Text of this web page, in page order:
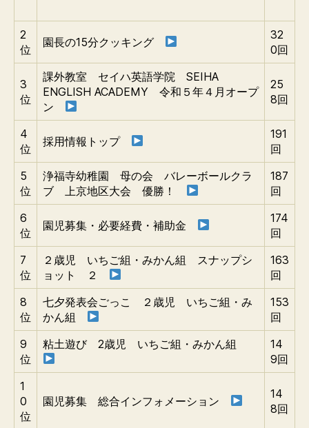
2
位
園長の15分クッキング
32
0回
3
位
課外教室 セイハ英語学院 SEIHA
ENGLISH ACADEMY 令和５年４月オープ
ン
25
8回
4
位
採用情報トップ
191
回
5
位
浄福寺幼稚園 母の会 バレーボールクラ
ブ 上京地区大会 優勝！
187
回
6
位
園児募集・必要経費・補助金
174
回
7
位
２歳児 いちご組・みかん組 スナップシ
ョット ２
163
回
8
位
七夕発表会ごっこ ２歳児 いちご組・み
かん組
153
回
9
位
粘土遊び 2歳児 いちご組・みかん組
14
9回
1
0
位
園児募集 総合インフォメーション
14
8回